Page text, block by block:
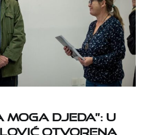
moga djeda”: u
otvorena